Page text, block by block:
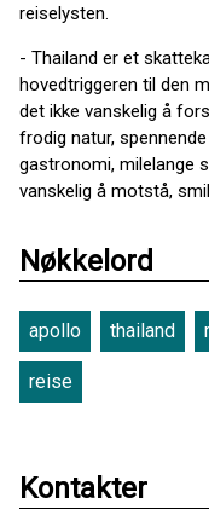
reiselysten.
- Thailand er et
hovedtriggeren til den
det ikke vanskelig å
frodig natur,
gastronomi, milelange
vanskelig å motstå,
Nøkkelord
apollo thailand
reise
Kontakter